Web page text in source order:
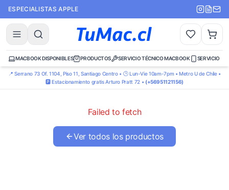
ESPECIALISTAS APPLE
MACBOOK DISPONIBLES PRODUCTOS SERVICIO TÉCNICO MACBOOK SERVICIO
📍 Serrano 73 Of. 1104, Piso 11, Santiago Centro • 🕒 Lun-Vie 10am-7pm • Metro U de Chile •
🅿️ Estacionamiento gratis Arturo Pratt 72 • (+56951121156)
Failed to fetch
Ver todos los productos